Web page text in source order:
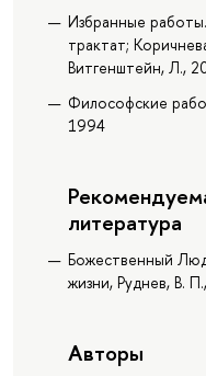
Избранные
трактат;
Витгенштейн, Л.,
Философские
1994
литература
Божественный
жизни, Руднев, В.
Авторы